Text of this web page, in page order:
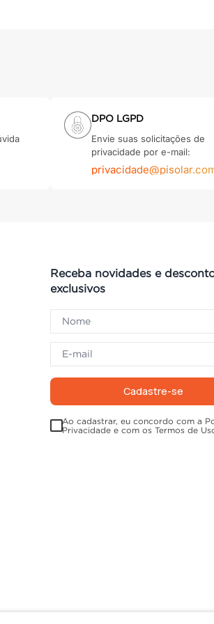
DPO LGPD
Envie suas solicitações de
privacidade por e-mail:
Receba novidades e
exclusivos
Cadastre-se
Ao cadastrar, eu concordo com a
Privacidade e com os Termos de